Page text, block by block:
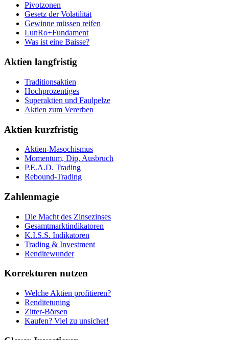
Pivotzonen
Gesetz der Volatilität
Gewinne müssen reifen
LunRo+Fundament
Was ist eine Baisse?
Aktien langfristig
Traditionsaktien
Hochprozentiges
Superaktien und Faulpelze
Aktien zum Vererben
Aktien kurzfristig
Aktien-Masochismus
Momentum, Dip, Ausbruch
P.E.A.D. Trading
Rebound-Trading
Zahlenmagie
Die Macht des Zinsezinses
Gesamtmarktindikatoren
K.I.S.S. Indikatoren
Trading & Investment
Renditewunder
Korrekturen nutzen
Welche Aktien profitieren?
Renditetuning
Zitter-Börsen
Kaufen? Viel zu unsicher!